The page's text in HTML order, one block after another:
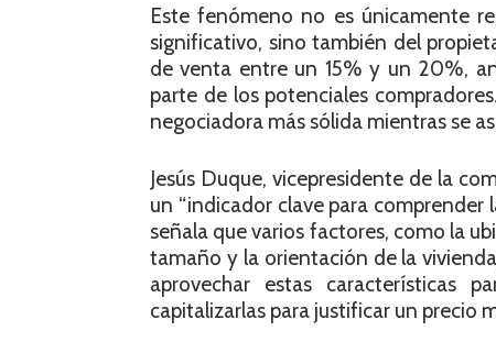
Este fenómeno no es únicamente
significativo, sino también del
de venta entre un 15% y un 20%,
parte de los potenciales
negociadora más sólida mientras se
Jesús Duque, vicepresidente de la
un “indicador clave para comprender
señala que varios factores, como la
tamaño y la orientación de la
aprovechar estas características
capitalizarlas para justificar un precio